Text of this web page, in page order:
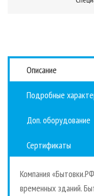
Описание
Подробные
Доп. оборудование
Сертификаты
Компания
временных зданий.